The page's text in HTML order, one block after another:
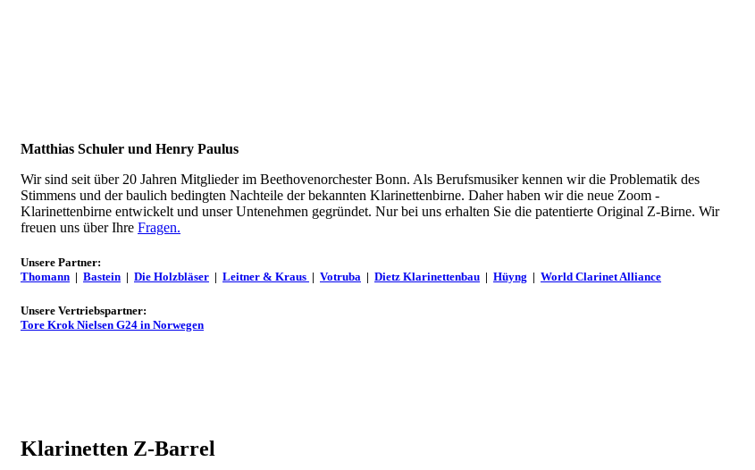
Matthias Schuler und Henry Paulus
Wir sind seit über 20 Jahren Mitglieder im Beethovenorchester Bonn. Als Berufsmusiker kennen wir die Problematik des
Stimmens und der baulich bedingten Nachteile der bekannten Klarinettenbirne. Daher haben wir die neue Zoom -
Klarinettenbirne entwickelt und unser Untenehmen gegründet. Nur bei uns erhalten Sie die patentierte Original Z-Birne. Wir
freuen uns über Ihre Fragen.
Unsere Partner:
Thomann | Bastein | Die Holzbläser | Leitner & Kraus | Votruba | Dietz Klarinettenbau | Hüyng | World Clarinet Alliance
Unsere Vertriebspartner:
Tore Krok Nielsen G24 in Norwegen
Klarinetten Z-Barrel